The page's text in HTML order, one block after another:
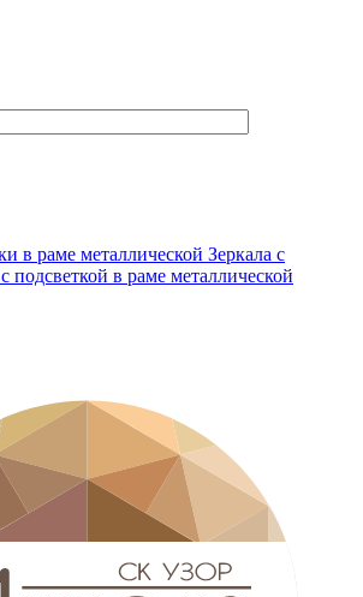
в раме металлической Зеркала с
подсветкой в раме металлической